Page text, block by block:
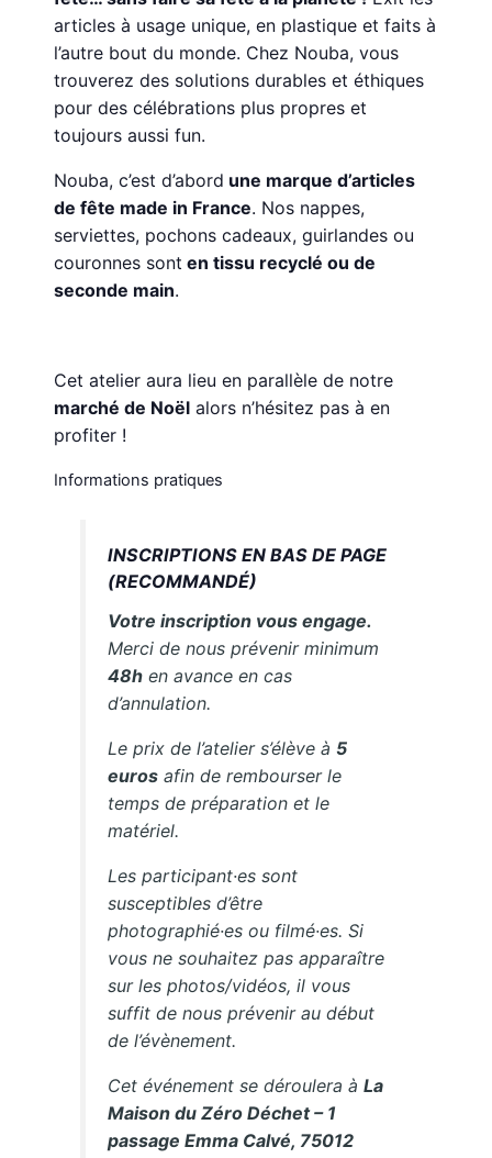
articles à usage unique, en plastique et faits à
l’autre bout du monde. Chez Nouba, vous
trouverez des solutions durables et éthiques
pour des célébrations plus propres et
toujours aussi fun.
Nouba, c’est d’abord une marque d’articles
de fête made in France. Nos nappes,
serviettes, pochons cadeaux, guirlandes ou
couronnes sont en tissu recyclé ou de
seconde main.
Cet atelier aura lieu en parallèle de notre
marché de Noël alors n’hésitez pas à en
profiter !
Informations pratiques
INSCRIPTIONS EN BAS DE PAGE
(RECOMMANDÉ)
Votre inscription vous engage.
Merci de nous prévenir minimum
48h en avance en cas
d’annulation.
Le prix de l’atelier s’élève à5
euros afin de rembourser le
temps de préparation et le
matériel.
Les participant·es sont
susceptibles d’être
photographié·es ou filmé·es. Si
vous ne souhaitez pas apparaître
sur les photos/vidéos, il vous
suffit de nous prévenir au début
de l’évènement.
Cet événement se déroulera àLa
Maison du Zéro Déchet – 1
passage Emma Calvé, 75012